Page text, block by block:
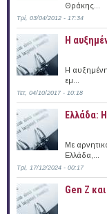
Θράκης...
Τρί, 03/04/2012 - 17:34
Η
Η
εμ...
Τετ, 04/10/2017 - 10:18
Ελλάδα:
Με
Ελλάδα,...
Τρί, 17/12/2024 - 00:17
Gen Z